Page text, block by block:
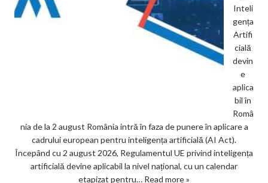
Inteli
gența
Artifi
cială
devin
e
aplica
bil în
Româ
nia de la 2 august România intră în faza de punere în aplicare a
cadrului european pentru inteligența artificială (AI Act).
Începând cu 2 august 2026, Regulamentul UE privind inteligența
artificială devine aplicabil la nivel național, cu un calendar
etapizat pentru… Read more »